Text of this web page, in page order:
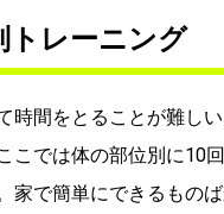
トレーニング
時間をとることが難し
こでは体の部位別に10
で簡単にできるもの